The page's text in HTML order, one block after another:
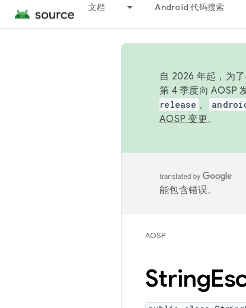
文档 Android 代码搜索
自 2026 年起，为
第 4 季度向 AOSP
release 。
AOSP 变更。
能包含错误。
AOSP
String